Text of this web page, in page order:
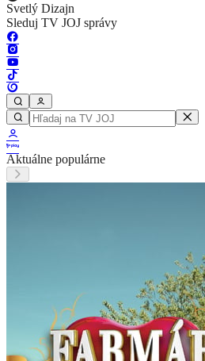
Svetlý Dizajn
Sleduj TV JOJ správy
Aktuálne populárne